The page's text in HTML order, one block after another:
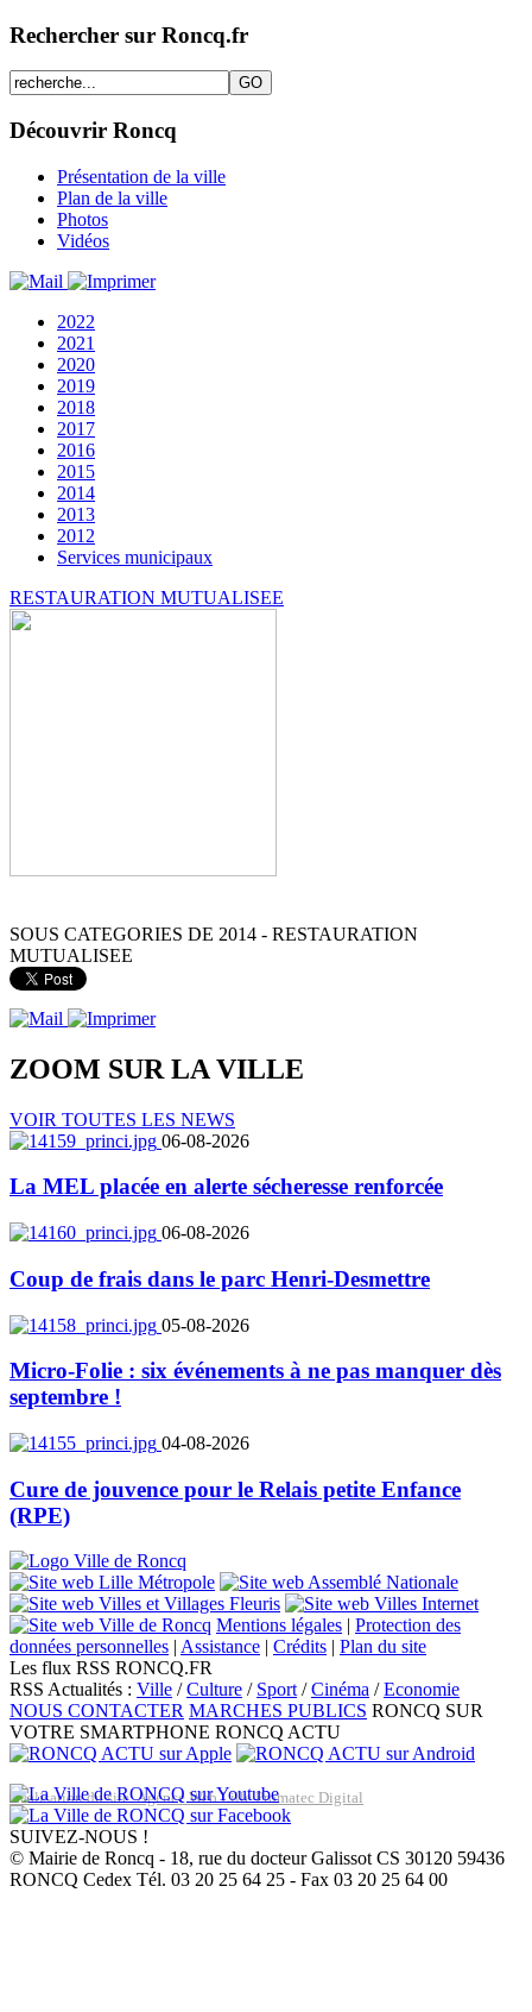
Rechercher sur Roncq.fr
Découvrir Roncq
Présentation de la ville
Plan de la ville
Photos
Vidéos
2022
2021
2020
2019
2018
2017
2016
2015
2014
2013
2012
Services municipaux
RESTAURATION MUTUALISEE
SOUS CATEGORIES DE 2014 - RESTAURATION
MUTUALISEE
ZOOM SUR LA VILLE
VOIR TOUTES LES NEWS
06-08-2026
La MEL placée en alerte sécheresse renforcée
06-08-2026
Coup de frais dans le parc Henri-Desmettre
05-08-2026
Micro-Folie : six événements à ne pas manquer dès
septembre !
04-08-2026
Cure de jouvence pour le Relais petite Enfance
(RPE)
Mentions légales | Protection des
données personnelles | Assistance | Crédits | Plan du site
Les flux RSS RONCQ.FR
RSS Actualités : Ville /Culture / Sport/Cinéma /Economie
NOUS CONTACTER MARCHES PUBLICS RONCQ SUR
VOTRE SMARTPHONE RONCQ ACTU
Réalisation du site: Agence Web Lille Promatec Digital
SUIVEZ-NOUS !
© Mairie de Roncq - 18, rue du docteur Galissot CS 30120 59436
RONCQ Cedex Tél. 03 20 25 64 25 - Fax 03 20 25 64 00